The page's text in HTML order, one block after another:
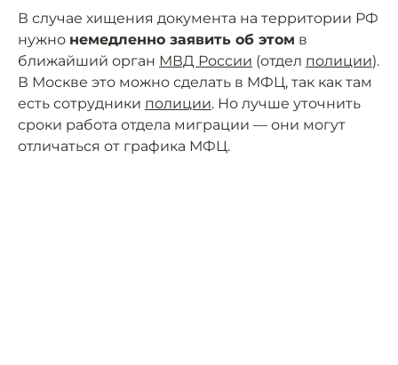
В случае хищения документа на территории РФ
нужно немедленно заявить об этом в
ближайший орган МВД России (отдел полиции).
В Москве это можно сделать в МФЦ, так как там
есть сотрудники полиции. Но лучше уточнить
сроки работа отдела миграции — они могут
отличаться от графика МФЦ.